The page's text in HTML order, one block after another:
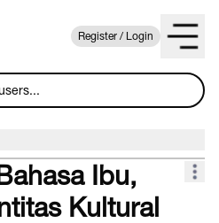
Register / Login
Ibu,
Kultural